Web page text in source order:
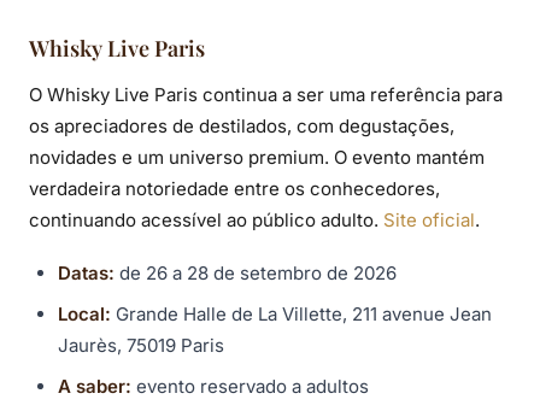
Whisky Live Paris
O Whisky Live Paris continua a ser uma referência para
os apreciadores de destilados, com degustações,
novidades e um universo premium. O evento mantém
verdadeira notoriedade entre os conhecedores,
continuando acessível ao público adulto. Site oficial.
Datas: de 26 a 28 de setembro de 2026
Local: Grande Halle de La Villette, 211 avenue Jean
Jaurès, 75019 Paris
A saber: evento reservado a adultos